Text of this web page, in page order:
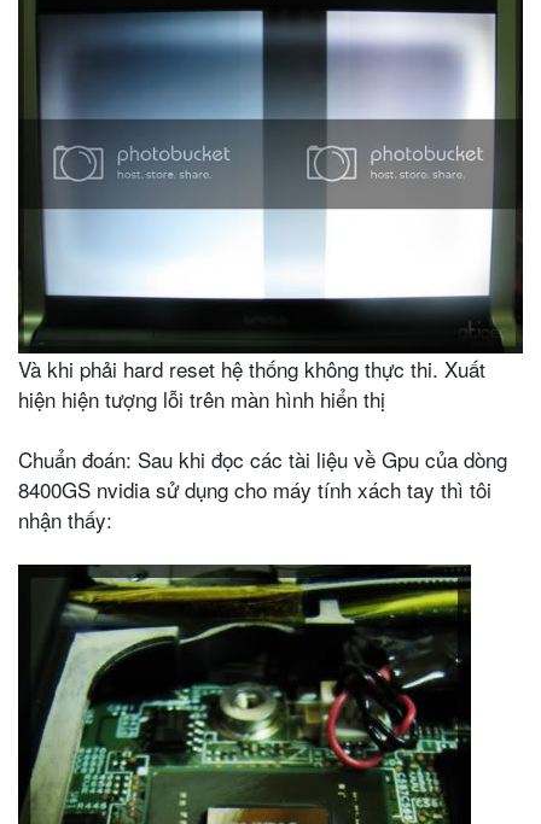
Và khi phải hard reset hệ thống không thực thi. Xuất
hiện hiện tượng lỗi trên màn hình hiển thị
Chuẩn đoán: Sau khi đọc các tài liệu về Gpu của dòng
8400GS nvidia sử dụng cho máy tính xách tay thì tôi
nhận thấy: